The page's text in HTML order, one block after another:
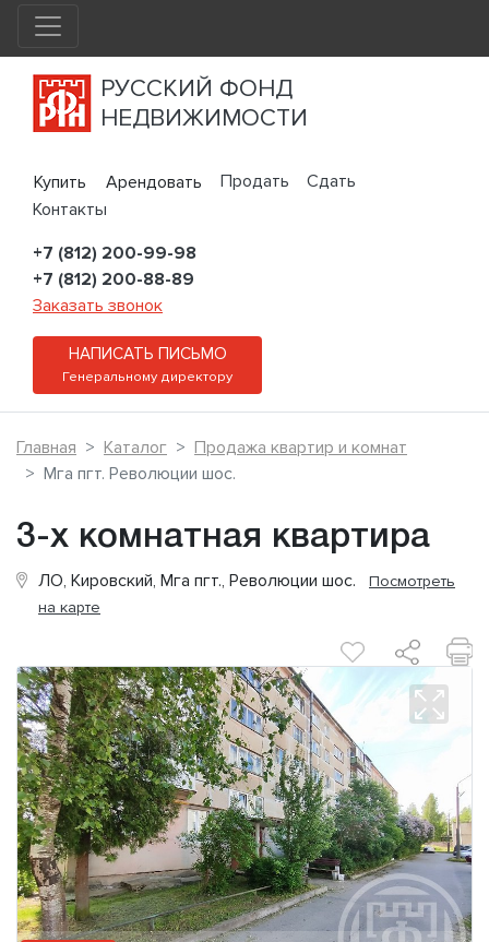
РУССКИЙ ФОНД
НЕДВИЖИМОСТИ
Купить Арендовать Продать
Сдать
Контакты
+7 (812) 200-99-98
+7 (812) 200-88-89
Заказать звонок
НАПИСАТЬ ПИСЬМО
Генеральному директору
Главная Каталог
Продажа квартир и комнат
Мга пгт. Революции шос.
3-х комнатная квартира
ЛО, Кировский, Мга пгт., Революции шос. Посмотреть
на карте